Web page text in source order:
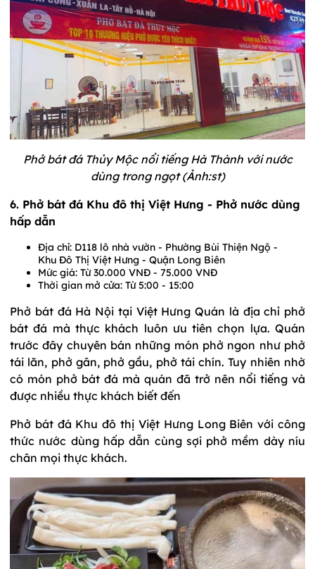
Phở bát đá Thủy Mộc nổi tiếng Hà Thành với nước
dùng trong ngọt (Ảnh:st)
6. Phở bát đá Khu đô thị Việt Hưng - Phở nước dùng
hấp dẫn
Địa chỉ: D118 lô nhà vườn - Phường Bùi Thiện Ngộ -
Khu Đô Thị Việt Hưng - Quận Long Biên
Mức giá: Từ 30.000 VNĐ - 75.000 VNĐ
Thời gian mở cửa: Từ 5:00 - 15:00
Phở bát đá Hà Nội tại Việt Hưng Quán là địa chỉ phở
bát đá mà thực khách luôn ưu tiên chọn lựa. Quán
trước đây chuyên bán những món phở ngon như phở
tái lăn, phở gân, phở gầu, phở tái chín. Tuy nhiên nhờ
có món phở bát đá mà quán đã trở nên nổi tiếng và
được nhiều thực khách biết đến
Phở bát đá Khu đô thị Việt Hưng Long Biên với công
thức nước dùng hấp dẫn cùng sợi phở mềm dày níu
chân mọi thực khách.